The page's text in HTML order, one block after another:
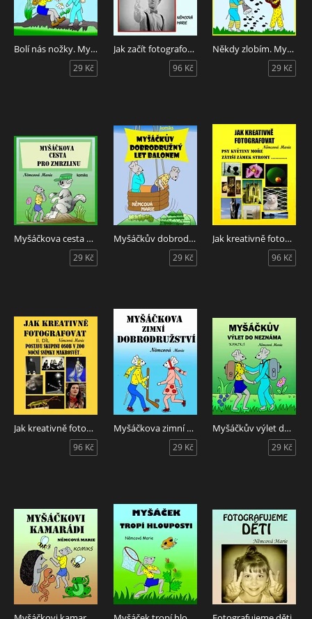
Bolí nás nožky. Myšáček
29 Kč
Jak začít fotografovat
96 Kč
Někdy zlobím. Myšáček
29 Kč
Myšáčkova cesta pro zmrzlinu
29 Kč
Myšáčkův dobrodružný let balonem
29 Kč
Jak kreativně fotografovat psy, květiny, moře, zátiší, zámek, stromy....
96 Kč
Jak kreativně fotografovat postavu, skupinu osob v ZOO, noční snímky, makrosvět... II. díl
96 Kč
Myšáčkova zimní dobrodružství
29 Kč
Myšáčkův výlet do neznáma
29 Kč